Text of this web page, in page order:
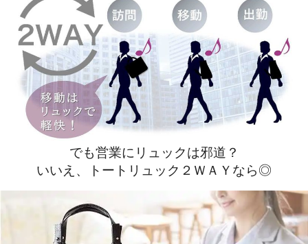
でも営業にリュックは邪道？
いいえ、トートリュック２ＷＡＹなら◎